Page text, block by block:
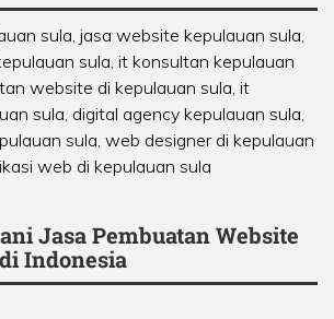
sula, jasa website kepulauan sula,
sula, it konsultan kepulauan
website di kepulauan sula, it
sula, digital agency kepulauan sula,
sula, web designer di kepulauan
web di kepulauan sula
Jasa Pembuatan Website
Indonesia